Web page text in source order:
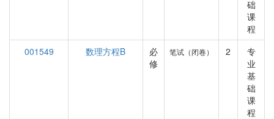
础
课
程
001549
数理方程B
必
修
笔试（闭卷） 2
专
业
基
础
课
程